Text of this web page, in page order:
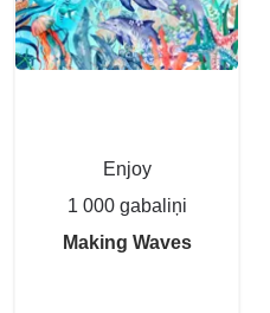
Enjoy
1 000 gabaliņi
Making Waves